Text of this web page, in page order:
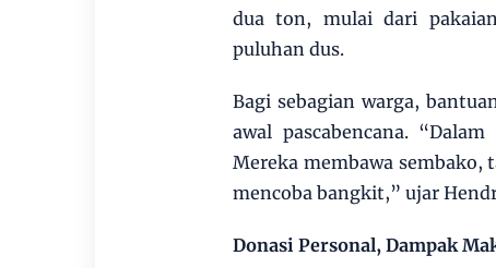
dua ton, mulai dari
puluhan dus.
Bagi sebagian warga,
awal pascabencana.
Mereka membawa sembako,
mencoba bangkit,” ujar
Donasi Personal, Dampak